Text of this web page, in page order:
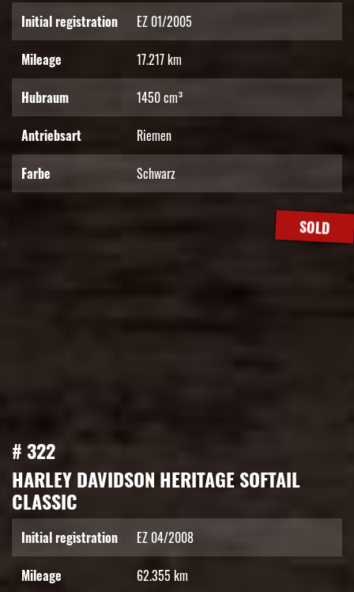
Initial registration
EZ 01/2005
Mileage
17.217 km
Hubraum
1450 cm³
Antriebsart
Riemen
Farbe
Schwarz
SOLD
# 322
HARLEY DAVIDSON HERITAGE SOFTAIL
CLASSIC
Initial registration
EZ 04/2008
Mileage
62.355 km